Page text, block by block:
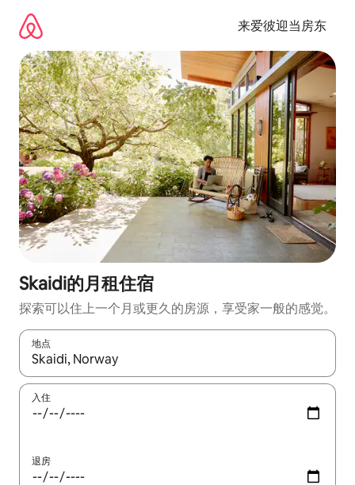
来爱彼迎当房东
Skaidi的月租住宿
探索可以住上一个月或更久的房源，享受家一般的感觉。
地点
如有搜索结果，请使用上下方向键查看，或通过点击或滑动手势
入住
退房